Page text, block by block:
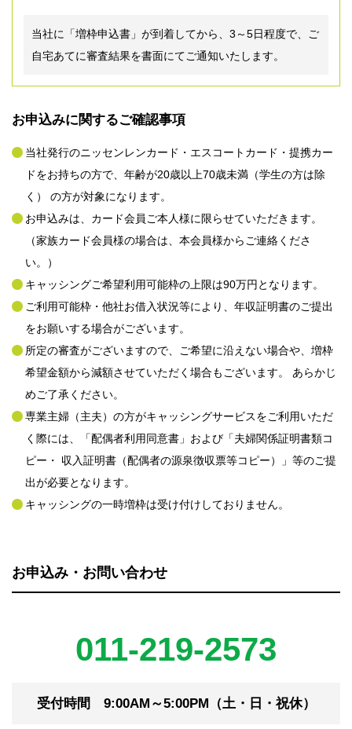
当社に「増枠申込書」が到着してから、3～5日程度で、ご
自宅あてに審査結果を書面にてご通知いたします。
お申込みに関するご確認事項
当社発行のニッセンレンカード・エスコートカード・提携カー
ドをお持ちの方で、年齢が20歳以上70歳未満（学生の方は除
く） の方が対象になります。
お申込みは、カード会員ご本人様に限らせていただきます。
（家族カード会員様の場合は、本会員様からご連絡くださ
い。）
キャッシングご希望利用可能枠の上限は90万円となります。
ご利用可能枠・他社お借入状況等により、年収証明書のご提出
をお願いする場合がございます。
所定の審査がございますので、ご希望に沿えない場合や、増枠
希望金額から減額させていただく場合もございます。 あらかじ
めご了承ください。
専業主婦（主夫）の方がキャッシングサービスをご利用いただ
く際には、「配偶者利用同意書」および「夫婦関係証明書類コ
ピー・ 収入証明書（配偶者の源泉徴収票等コピー）」等のご提
出が必要となります。
キャッシングの一時増枠は受け付けしておりません。
お申込み・お問い合わせ
011-219-2573
受付時間 9:00AM～5:00PM（土・日・祝休）